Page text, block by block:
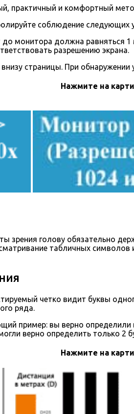
практичный и комфортный
соблюдение следующих
до монитора должна равняться 1
разрешению экрана.
страницы. При
Нажмите на
зрения голову обязательно
табличных
четко видит буквы
ряда.
пример: вы верно
верно определить только 2
Нажмите на